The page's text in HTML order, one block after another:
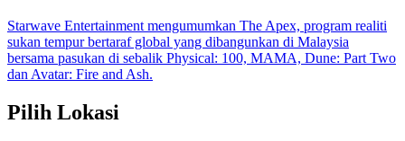
Starwave Entertainment mengumumkan The Apex, program realiti
sukan tempur bertaraf global yang dibangunkan di Malaysia
bersama pasukan di sebalik Physical: 100, MAMA, Dune: Part Two
dan Avatar: Fire and Ash.
Pilih Lokasi